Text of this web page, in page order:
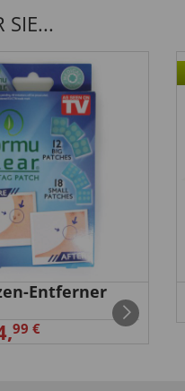
SIE...
Entferner
99 €